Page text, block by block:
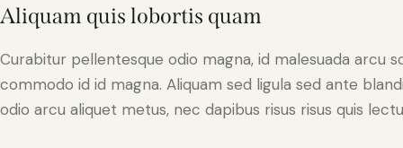
Aliquam quis lobortis quam
Curabitur pellentesque odio magna, id malesuada arcu
commodo id id magna. Aliquam sed ligula sed ante
odio arcu aliquet metus, nec dapibus risus risus quis